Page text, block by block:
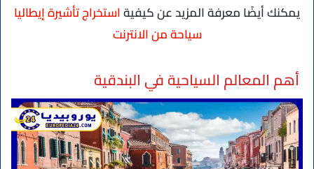
يمكنك أيضًا معرفة المزيد عن كيفيةاستخراج تأشيرة إيطاليا
سياحة من الانترنت
أهم المعالم السياحية في البندقية